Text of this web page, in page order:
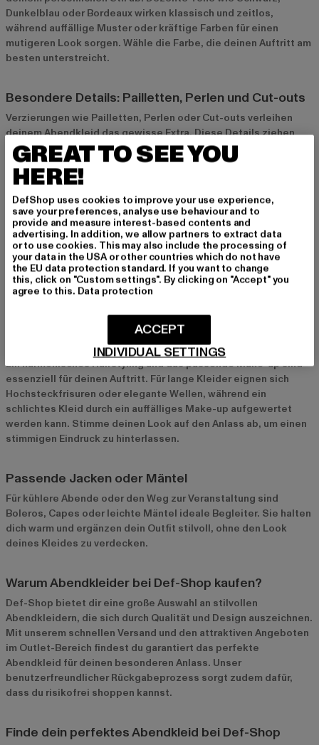
Dunkelblau oder Bordeaux wirken klassisch und zeitlos,
während auffällige Muster oder kräftige Farben für einen
mutigeren Look sorgen. Wähle die Farbe, die deinen Auftritt am
besten unterstreicht.
Besondere Details: Pailletten, Perlen und Cut-outs
Verzierungen wie Pailletten, Perlen oder Cut-outs verleihen
deinem Abendkleid das gewisse Extra. Diese Details ziehen
alle Blicke auf sich und machen dein Outfit einzigartig. Sie sind
perfekt für Anlässe, bei denen du glänzen möchtest.
Styling-Tipps für Abendkleider
Accessoires für den perfekten Look
Die richtigen Accessoires runden deinen Look ab. Eine
elegante Clutch, filigraner Schmuck und passende Schuhe
ergänzen dein Abendkleid perfekt. Achte darauf, dass die
Accessoires den Stil deines Kleides unterstreichen, ohne es zu
Hairstyling und Make-up
Ein harmonisches Hairstyling und das passende Make-up sind
essenziell für deinen Auftritt. Für lange Kleider eignen sich
Hochsteckfrisuren oder elegante Wellen, während ein
schlichtes Kleid durch ein auffälliges Make-up aufgewertet
werden kann. Stimme deinen Look auf den Anlass ab, um einen
stimmigen Eindruck zu hinterlassen.
Passende Jacken oder Mäntel
Für kühlere Abende oder den Weg zur Veranstaltung sind
Boleros, Capes oder leichte Mäntel ideale Begleiter. Sie halten
dich warm und ergänzen dein Outfit stilvoll, ohne den Look
deines Kleides zu verdecken.
Warum Abendkleider bei Def-Shop kaufen?
Def-Shop bietet dir eine große Auswahl an stilvollen
Abendkleidern, die sich durch Qualität und Design auszeichnen.
Mit unserem schnellen Versand und den attraktiven Angeboten
im Outlet-Bereich findest du garantiert das perfekte
Abendkleid für deinen besonderen Anlass. Unser
benutzerfreundlicher Rückgabeprozess sorgt zudem dafür,
dass du risikofrei shoppen kannst.
Finde dein perfektes Abendkleid bei Def-Shop
GREAT TO SEE YOU
HERE!
DefShop uses cookies to improve your use experience,
save your preferences, analyse use behaviour and to
provide and measure interest-based contents and
advertising. In addition, we allow partners to extract data
or to use cookies. This may also include the processing of
your data in the USA or other countries which do not have
the EU data protection standard. If you want to change
this, click on "Custom settings". By clicking on "Accept" you
agree to this. Data protection
INDIVIDUAL SETTINGS
ACCEPT